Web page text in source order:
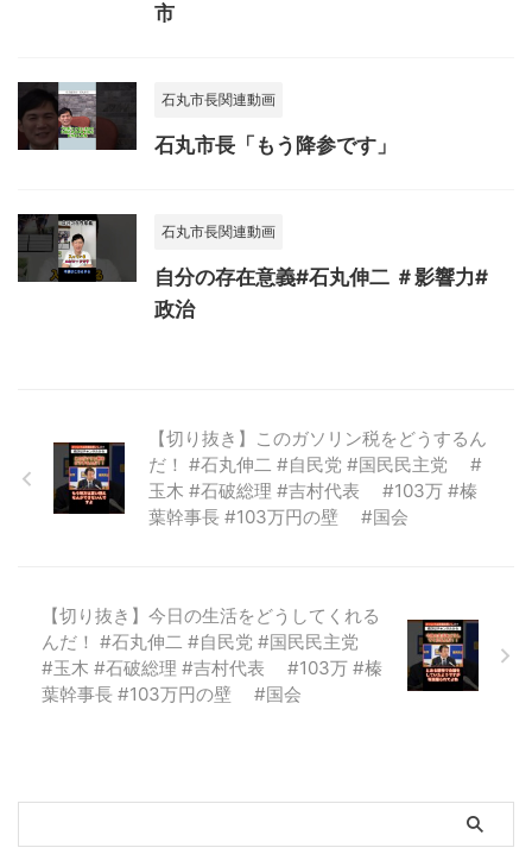
市
石丸市長関連動画
石丸市長「もう降参です」
石丸市長関連動画
自分の存在意義#石丸伸二 ＃影響力#
政治
【切り抜き】このガソリン税をどうするん
だ！ #石丸伸二 #自民党 #国民民主党 #
玉木 #石破総理 #吉村代表 #103万 #榛
葉幹事長 #103万円の壁 #国会
【切り抜き】今日の生活をどうしてくれる
んだ！ #石丸伸二 #自民党 #国民民主党
#玉木 #石破総理 #吉村代表 #103万 #榛
葉幹事長 #103万円の壁 #国会